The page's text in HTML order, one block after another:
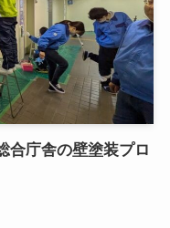
合庁舎の壁塗装プロ